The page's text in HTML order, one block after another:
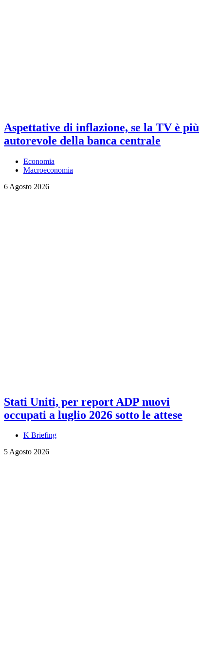
Aspettative di inflazione, se la TV è più
autorevole della banca centrale
Economia
Macroeconomia
6 Agosto 2026
Stati Uniti, per report ADP nuovi
occupati a luglio 2026 sotto le attese
K Briefing
5 Agosto 2026